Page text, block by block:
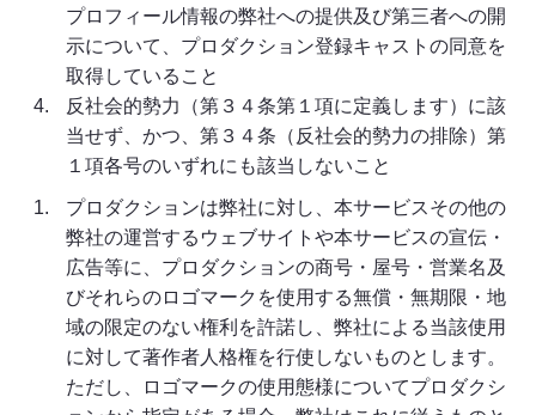
プロフィール情報の弊社への提供及び第三者への開
示について、プロダクション登録キャストの同意を
取得していること
反社会的勢力（第３４条第１項に定義します）に該
当せず、かつ、第３４条（反社会的勢力の排除）第
１項各号のいずれにも該当しないこと
プロダクションは弊社に対し、本サービスその他の
弊社の運営するウェブサイトや本サービスの宣伝・
広告等に、プロダクションの商号・屋号・営業名及
びそれらのロゴマークを使用する無償・無期限・地
域の限定のない権利を許諾し、弊社による当該使用
に対して著作者人格権を行使しないものとします。
ただし、ロゴマークの使用態様についてプロダクシ